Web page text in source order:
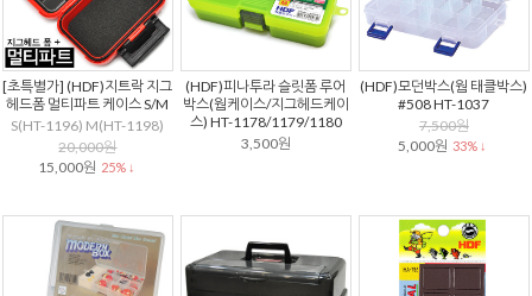
[초특별가] (HDF)지트락 지그
헤드폼 멀티파트 케이스 S/M
S(HT-1196) M(HT-1198)
20,000원
15,000원 25% ↓
(HDF)피나투라 슬릿폼 루어
박스(웜케이스/지그헤드케이
스) HT-1178/1179/1180
3,500원
(HDF)모던박스(웜 태클박스)
#508 HT-1037
7,500원
5,000원 33% ↓